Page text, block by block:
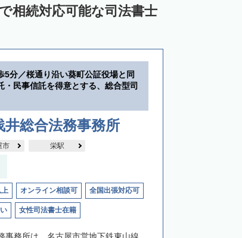
相続対応可能な司法書士
5分／桜通り沿い葵町公証役場と同
・民事信託を得意とする、総合型司
井総合法務事務所
市 栄駅
オンライン相談可 全国出張対応可
女性司法書士在籍